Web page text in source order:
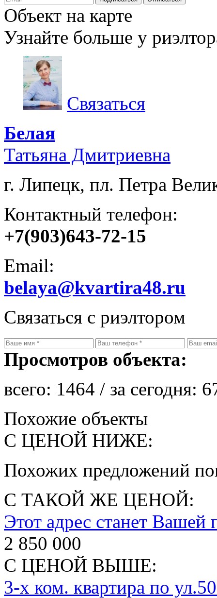
Объект на карте
Узнайте больше у
Связаться
Белая
Татьяна Дмитриевна
г. Липецк, пл. Петра
Контактный телефон:
+7(903)643-72-15
Email:
belaya@kvartira48.ru
Связаться с риэлтором
Просмотров объекта:
всего: 1464 / за сегодня:
Похожие объекты
С ЦЕНОЙ НИЖЕ:
Похожих предложений
С ТАКОЙ ЖЕ ЦЕНОЙ:
Этот адрес станет Вашей
2 850 000
С ЦЕНОЙ ВЫШЕ:
3-х ком. квартира по